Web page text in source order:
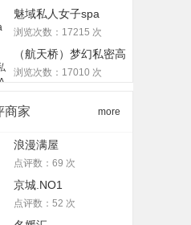
魅域私人女子spa
浏览次数：17215 次
（航天桥）梦幻私密高
端SP ...
浏览次数：17010 次
商家 more
浪漫满屋
点评数：69 次
京城.NO1
点评数：52 次